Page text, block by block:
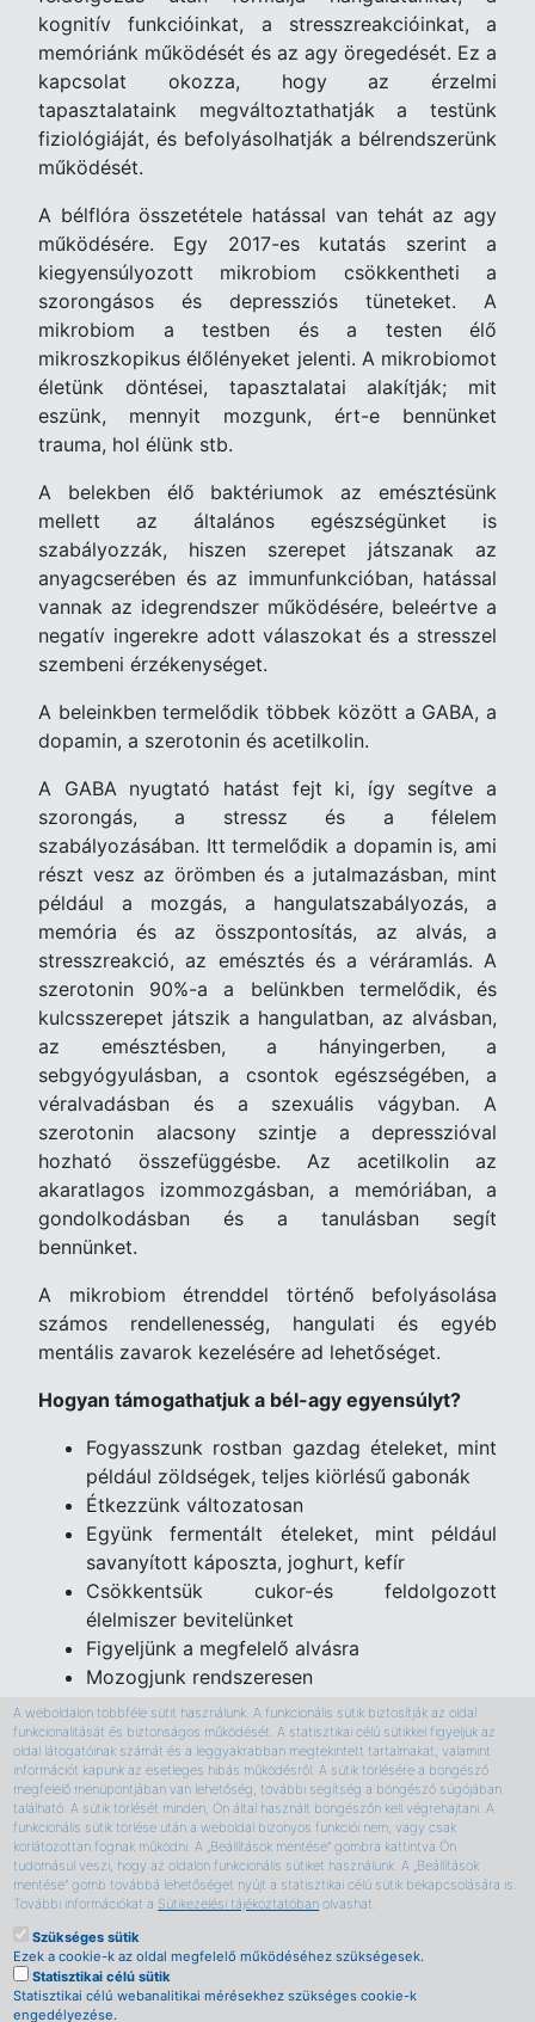
kognitív funkcióinkat, a stresszreakcióinkat, a
memóriánk működését és az agy öregedését. Ez a
kapcsolat okozza, hogy az érzelmi
tapasztalataink megváltoztathatják a testünk
fiziológiáját, és befolyásolhatják a bélrendszerünk
működését.
A bélflóra összetétele hatással van tehát az agy
működésére. Egy 2017-es kutatás szerint a
kiegyensúlyozott mikrobiom csökkentheti a
szorongásos és depressziós tüneteket. A
mikrobiom a testben és a testen élő
mikroszkopikus élőlényeket jelenti. A mikrobiomot
életünk döntései, tapasztalatai alakítják; mit
eszünk, mennyit mozgunk, ért-e bennünket
trauma, hol élünk stb.
A belekben élő baktériumok az emésztésünk
mellett az általános egészségünket is
szabályozzák, hiszen szerepet játszanak az
anyagcserében és az immunfunkcióban, hatással
vannak az idegrendszer működésére, beleértve a
negatív ingerekre adott válaszokat és a stresszel
szembeni érzékenységet.
A beleinkben termelődik többek között a GABA, a
dopamin, a szerotonin és acetilkolin.
A GABA nyugtató hatást fejt ki, így segítve a
szorongás, a stressz és a félelem
szabályozásában. Itt termelődik a dopamin is, ami
részt vesz az örömben és a jutalmazásban, mint
például a mozgás, a hangulatszabályozás, a
memória és az összpontosítás, az alvás, a
stresszreakció, az emésztés és a véráramlás. A
szerotonin 90%-a a belünkben termelődik, és
kulcsszerepet játszik a hangulatban, az alvásban,
az emésztésben, a hányingerben, a
sebgyógyulásban, a csontok egészségében, a
véralvadásban és a szexuális vágyban. A
szerotonin alacsony szintje a depresszióval
hozható összefüggésbe. Az acetilkolin az
akaratlagos izommozgásban, a memóriában, a
gondolkodásban és a tanulásban segít
bennünket.
A mikrobiom étrenddel történő befolyásolása
számos rendellenesség, hangulati és egyéb
mentális zavarok kezelésére ad lehetőséget.
Hogyan támogathatjuk a bél-agy egyensúlyt?
Fogyasszunk rostban gazdag ételeket, mint
például zöldségek, teljes kiörlésű gabonák
Étkezzünk változatosan
Együnk fermentált ételeket, mint például
savanyított káposzta, joghurt, kefír
Csökkentsük cukor-és feldolgozott
élelmiszer bevitelünket
Figyeljünk a megfelelő alvásra
Mozogjunk rendszeresen
Csökkentsük a stresszhatásokat,
alkalmazzunk stresszcsökkentő technikákat
Törődjünk a mentális jóllétünkkel
Rólunk
Adatkezelési tájékoztató
Impresszum
Kapcsolat
Állásajánlatok
A weboldalon többféle sütit használunk. A funkcionális sütik biztosítják az oldal
funkcionalitását és biztonságos működését. A statisztikai célú sütikkel figyeljük az
oldal látogatóinak számát és a leggyakrabban megtekintett tartalmakat, valamint
információt kapunk az esetleges hibás működésről. A sütik törlésére a böngésző
megfelelő menüpontjában van lehetőség, további segítség a böngésző súgójában
található. A sütik törlését minden, Ön által használt böngészőn kell végrehajtani. A
funkcionális sütik törlése után a weboldal bizonyos funkciói nem, vagy csak
korlátozottan fognak működni. A „Beállítások mentése” gombra kattintva Ön
tudomásul veszi, hogy az oldalon funkcionális sütiket használunk. A „Beállítások
mentése” gomb továbbá lehetőséget nyújt a statisztikai célú sütik bekapcsolására is.
További információkat a Sütikezelési tájékoztatóban olvashat.
Szükséges sütik
Ezek a cookie-k az oldal megfelelő működéséhez szükségesek.
Statisztikai célú sütik
Statisztikai célú webanalitikai mérésekhez szükséges cookie-k
engedélyezése.